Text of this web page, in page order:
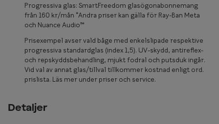
Progressiva glas: SmartFreedom glasögonabonnemang
från 160 kr/mån *Andra priser kan gälla för Ray-Ban Meta
och Nuance Audio™
Prisexempel avser vald båge med enkelslipade respektive
progressiva standardglas (index 1,5). UV-skydd, antireflex-
och repskyddsbehandling, mjukt fodral och putsduk ingår.
Vid val av annat glas/tillval tillkommer kostnad enligt ord.
prislista. Läs mer under priser och service.
Detaljer